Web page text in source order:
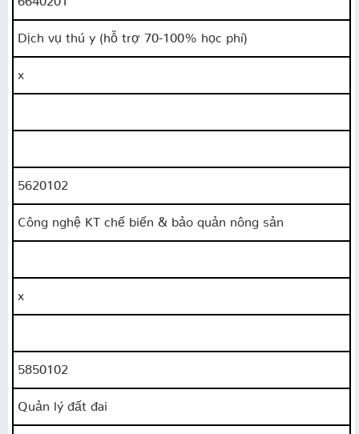
Dịch vụ thú y (hỗ trợ 70-100% học phí)
x
5620102
Công nghệ KT chế biến & bảo quản nông sản
x
5850102
Quản lý đất đai